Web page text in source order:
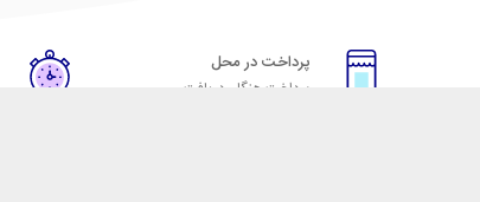
پرداخت در محل
پرداخت هنگام دریافت